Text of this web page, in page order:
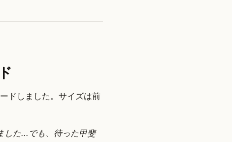
ドしました。サイズは前
した...でも、待った甲斐